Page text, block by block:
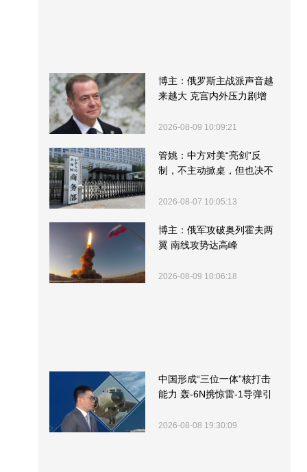
博主：俄罗斯主战派声音越
来越大 克宫内外压力剧增
2026-08-09 10:09:21
管姚：中方对美“亮剑”反
制，不主动掀桌，但也决不
2026-08-07 10:05:13
博主：俄军攻破奥列霍夫两
翼 南线攻势达高峰
2026-08-09 10:06:18
中国形成“三位一体”核打击
能力 轰-6N携惊雷-1导弹引
2026-08-08 19:30:09